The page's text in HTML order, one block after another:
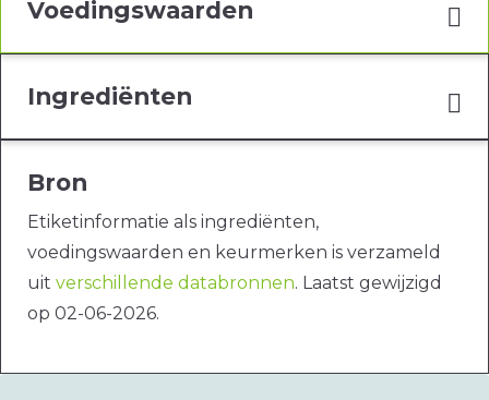
Voedingswaarden
Ingrediënten
Bron
Etiketinformatie als ingrediënten,
voedingswaarden en keurmerken is verzameld
uit verschillende databronnen. Laatst gewijzigd
op 02-06-2026.